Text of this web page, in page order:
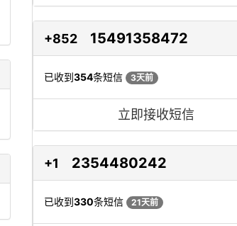
+852 15491358472
已收到354条短信 3天前
立即接收短信
+1 2354480242
已收到330条短信 21天前